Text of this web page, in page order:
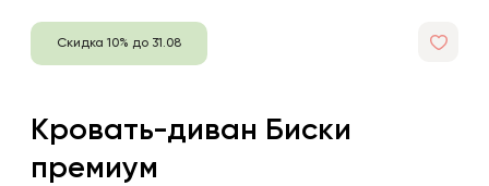
Скидка 10% до 31.08
Кровать-диван Биски
премиум